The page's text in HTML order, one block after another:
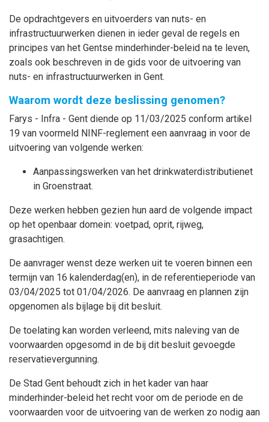
De opdrachtgevers en uitvoerders van nuts- en
infrastructuurwerken dienen in ieder geval de regels en
principes van het Gentse minderhinder-beleid na te leven,
zoals ook beschreven in de gids voor de uitvoering van
nuts- en infrastructuurwerken in Gent.
Waarom wordt deze beslissing genomen?
Farys - Infra - Gent diende op 11/03/2025 conform artikel
19 van voormeld NINF-reglement een aanvraag in voor de
uitvoering van volgende werken:
Aanpassingswerken van het drinkwaterdistributienet
in Groenstraat.
Deze werken hebben gezien hun aard de volgende impact
op het openbaar domein: voetpad, oprit, rijweg,
grasachtigen.
De aanvrager wenst deze werken uit te voeren binnen een
termijn van 16 kalenderdag(en), in de referentieperiode van
03/04/2025 tot 01/04/2026. De aanvraag en plannen zijn
opgenomen als bijlage bij dit besluit.
De toelating kan worden verleend, mits naleving van de
voorwaarden opgesomd in de bij dit besluit gevoegde
reservatievergunning.
De Stad Gent behoudt zich in het kader van haar
minderhinder-beleid het recht voor om de periode en de
voorwaarden voor de uitvoering van de werken zo nodig aan